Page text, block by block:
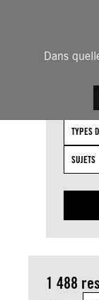
Dans
TYPES
SUJETS
1 488